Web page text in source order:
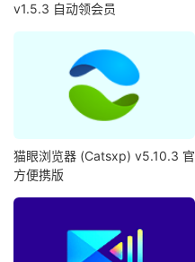
v1.5.3 自动领会员
猫眼浏览器 (Catsxp) v5.10.3 官
方便携版